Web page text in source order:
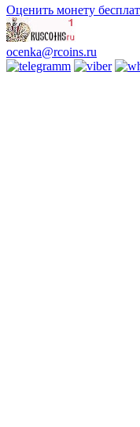
Оценить монету
ocenka@rcoins.ru